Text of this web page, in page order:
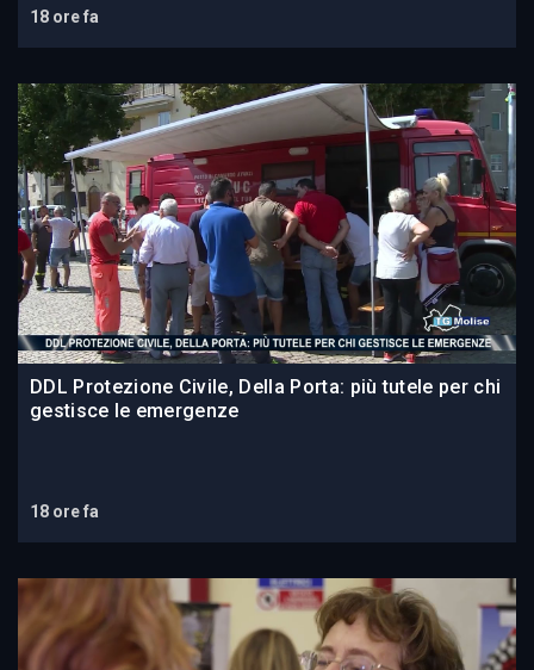
18 ore fa
DDL Protezione Civile, Della Porta: più tutele per chi
gestisce le emergenze
18 ore fa